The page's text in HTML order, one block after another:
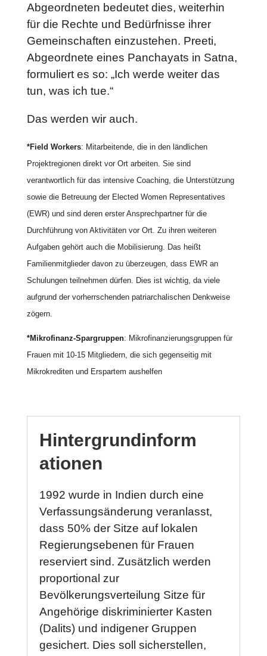
Abgeordneten bedeutet dies, weiterhin
für die Rechte und Bedürfnisse ihrer
Gemeinschaften einzustehen. Preeti,
Abgeordnete eines Panchayats in Satna,
formuliert es so: „Ich werde weiter das
tun, was ich tue.“
Das werden wir auch.
*Field Workers: Mitarbeitende, die in den ländlichen
Projektregionen direkt vor Ort arbeiten. Sie sind
verantwortlich für das intensive Coaching, die Unterstützung
sowie die Betreuung der Elected Women Representatives
(EWR) und sind deren erster Ansprechpartner für die
Durchführung von Aktivitäten vor Ort. Zu ihren weiteren
Aufgaben gehört auch die Mobilisierung. Das heißt
Familienmitglieder davon zu überzeugen, dass EWR an
Schulungen teilnehmen dürfen. Dies ist wichtig, da viele
aufgrund der vorherrschenden patriarchalischen Denkweise
zögern.
*Mikrofinanz-Spargruppen: Mikrofinanzierungsgruppen für
Frauen mit 10-15 Mitgliedern, die sich gegenseitig mit
Mikrokrediten und Erspartem aushelfen
Hintergrundinform
ationen
1992 wurde in Indien durch eine
Verfassungsänderung veranlasst,
dass 50% der Sitze auf lokalen
Regierungsebenen für Frauen
reserviert sind. Zusätzlich werden
proportional zur
Bevölkerungsverteilung Sitze für
Angehörige diskriminierter Kasten
(Dalits) und indigener Gruppen
gesichert. Dies soll sicherstellen,